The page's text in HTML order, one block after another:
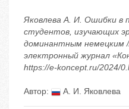
Яковлева А. И. Ошибки в
студентов, изучающих
доминантным немецким
электронный журнал
https://e-koncept.ru/2024/
Автор: А. И. Яковлева